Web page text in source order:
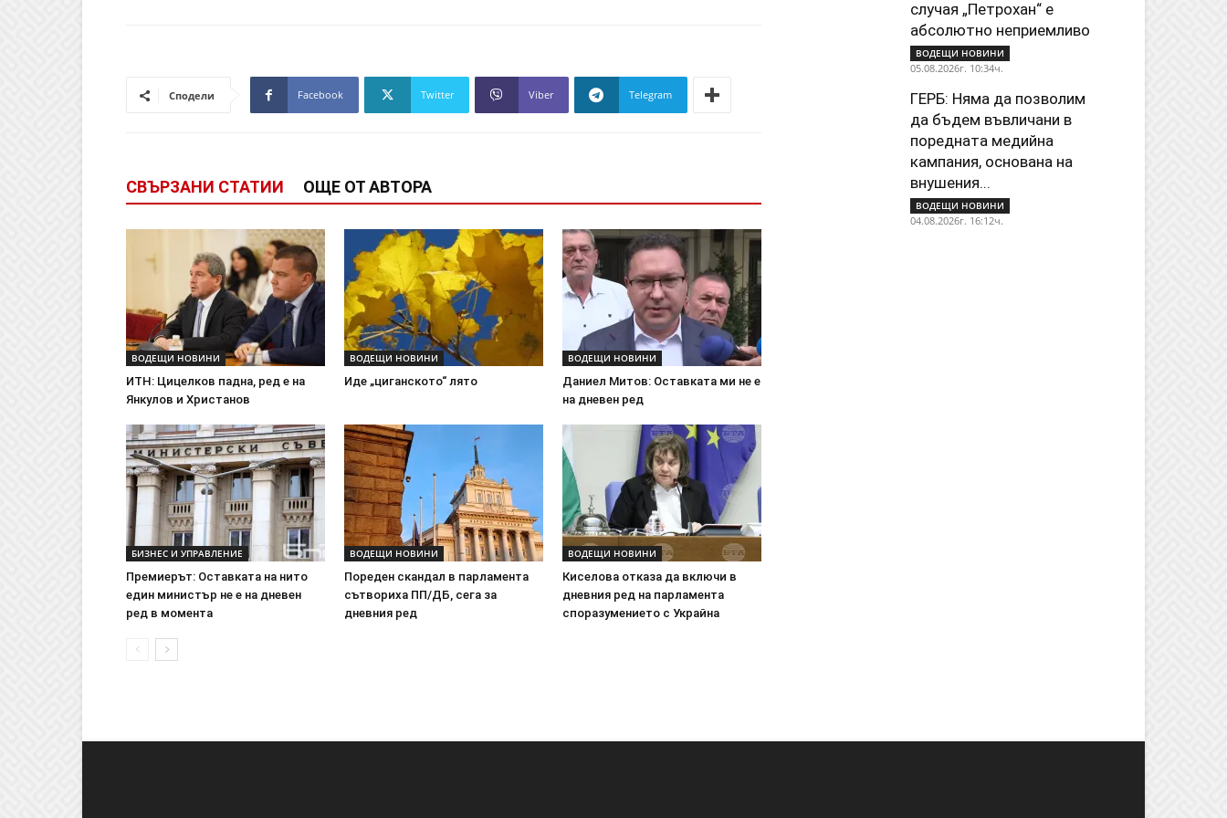
Сподели Facebook Twitter Viber Telegram
СВЪРЗАНИ СТАТИИ ОЩЕ ОТ АВТОРА
ВОДЕЩИ НОВИНИ
ИТН: Цицелков падна, ред е на
Янкулов и Христанов
ВОДЕЩИ НОВИНИ
Иде „циганското“ лято
ВОДЕЩИ НОВИНИ
Даниел Митов: Оставката ми не е
на дневен ред
БИЗНЕС И УПРАВЛЕНИЕ
Премиерът: Оставката на нито
един министър не е на дневен
ред в момента
ВОДЕЩИ НОВИНИ
Пореден скандал в парламента
сътвориха ПП/ДБ, сега за
дневния ред
ВОДЕЩИ НОВИНИ
Киселова отказа да включи в
дневния ред на парламента
споразумението с Украйна
случая „Петрохан“ е
абсолютно неприемливо
ВОДЕЩИ НОВИНИ
05.08.2026г. 10:34ч.
ГЕРБ: Няма да позволим
да бъдем въвличани в
поредната медийна
кампания, основана на
внушения...
ВОДЕЩИ НОВИНИ
04.08.2026г. 16:12ч.